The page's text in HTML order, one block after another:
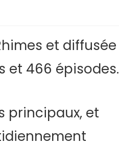
et diffusée
et 466 épisodes.
principaux, et